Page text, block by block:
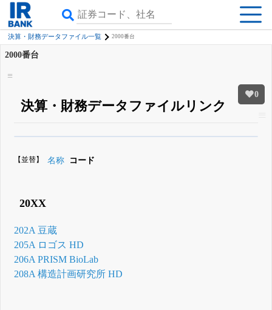
決算・財務データファイル一覧 2000番台
0
2000番台
決算・財務データファイルリンク
くできる
無料でβ版をはじめる
【並替】 名称 コード
20XX
202A 豆蔵
205A ロゴス HD
206A PRISM BioLab
208A 構造計画研究所 HD